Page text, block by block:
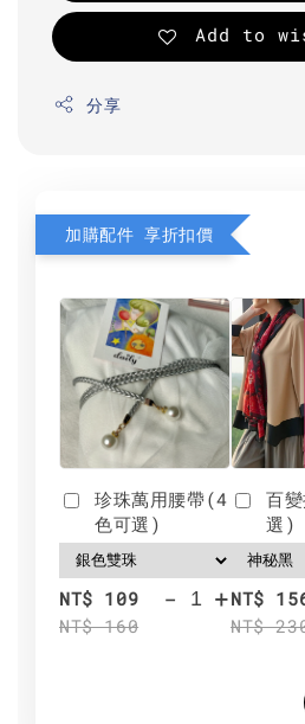
Add to
分享
加購配件 享折扣價
珍珠萬用腰帶(4
色可選)
NT$ 109
NT$ 160
- +
百
選)
NT$
NT$